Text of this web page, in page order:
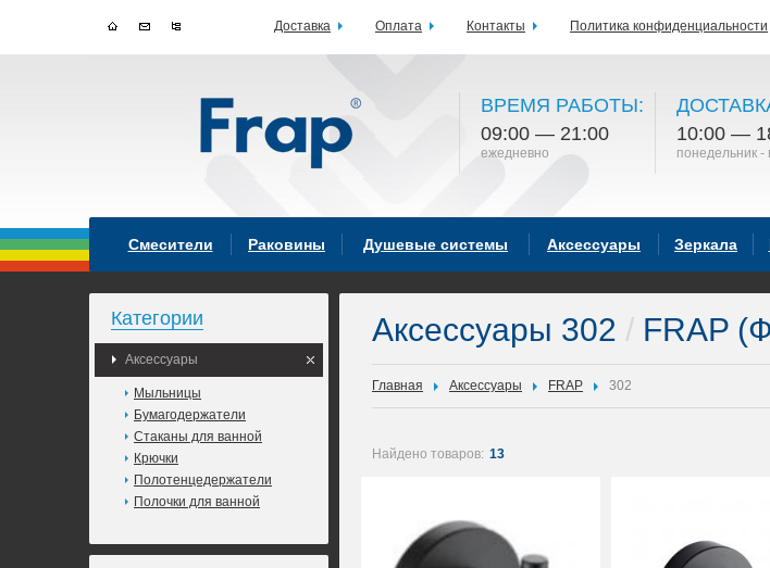
ВРЕМЯ РАБОТЫ:
09:00 — 21:00
ежедневно
10:00 —
понедельник -
Смесители Раковины Душевые системы Аксессуары Зеркала
Категории
Аксессуары
Мыльницы
Бумагодержатели
Стаканы для ванной
Крючки
Полотенцедержатели
Полочки для ванной
Аксессуары 302 / FRAP
Главная Аксессуары FRAP 302
Найдено товаров: 13
Доставка Оплата Контакты Политика конфиденциальности